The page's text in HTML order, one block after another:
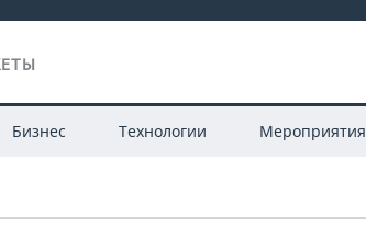
Бизнес Технологии Мероприятия